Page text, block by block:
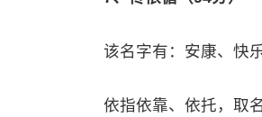
该名字有：安康、快
依指依靠、依托，取